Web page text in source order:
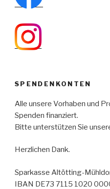
SPENDENKONTEN
Alle unsere Vorhaben und
Spenden finanziert.
Bitte unterstützen Sie
Herzlichen Dank.
Sparkasse Altötting-
IBAN DE73 7115 1020